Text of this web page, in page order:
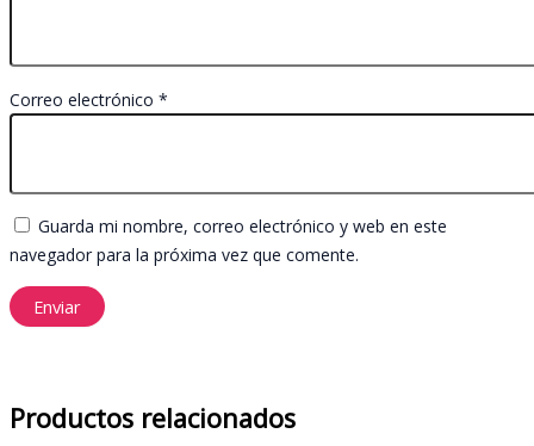
Correo electrónico *
Guarda mi nombre, correo electrónico y web en este
navegador para la próxima vez que comente.
Productos relacionados